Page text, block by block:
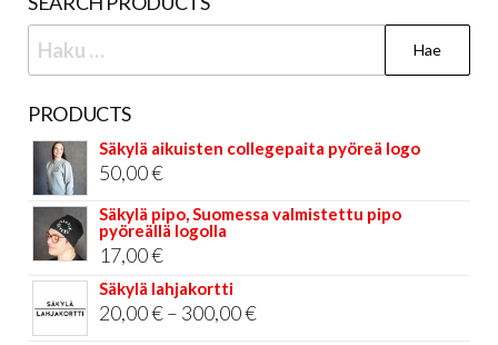
Haku:
PRODUCTS
Säkylä aikuisten collegepaita pyöreä logo
50,00€
Säkylä pipo, Suomessa valmistettu pipo
pyöreällä logolla
17,00€
Säkylä lahjakortti
20,00€– 300,00€Hintaluokka: